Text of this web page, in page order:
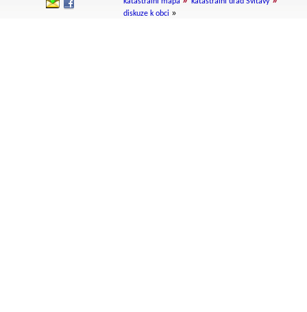
diskuze k obci »